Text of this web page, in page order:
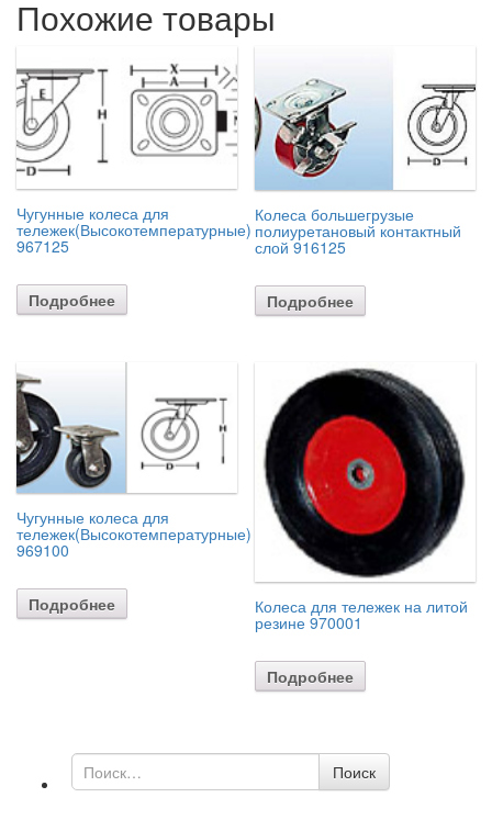
Похожие товары
Чугунные колеса для
тележек(Высокотемпературные)
967125
Подробнее
Колеса большегрузые
полиуретановый контактный
слой 916125
Подробнее
Чугунные колеса для
тележек(Высокотемпературные)
969100
Подробнее Колеса для тележек на литой
резине 970001
Подробнее
Поиск
по
Поиск